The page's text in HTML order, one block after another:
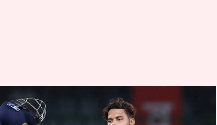
రిషబ్ పంత్ కి ఫుల్ సాలరీ ఇస్తూ
ప్రకటన